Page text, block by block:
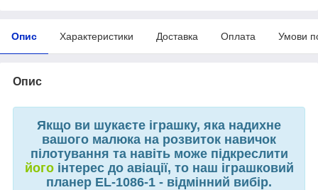
Опис Характеристики Доставка Оплата Умови
Опис
Якщо ви шукаєте іграшку, яка надихне
вашого малюка на розвиток навичок
пілотування та навіть може підкреслити
йогоінтерес до авіації, то наш іграшковий
планер EL-1086-1 - відмінний вибір.